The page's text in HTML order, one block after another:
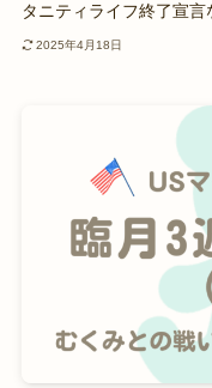
タニティライフ終了宣言
2025年4月18日